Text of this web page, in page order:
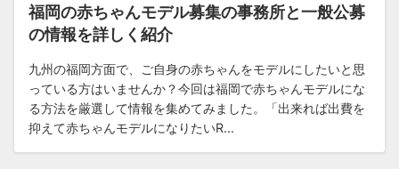
福岡の赤ちゃんモデル募集の事務所と一般公募
の情報を詳しく紹介
九州の福岡方面で、ご自身の赤ちゃんをモデルにしたいと思
っている方はいませんか？今回は福岡で赤ちゃんモデルにな
る方法を厳選して情報を集めてみました。「出来れば出費を
抑えて赤ちゃんモデルになりたいR...